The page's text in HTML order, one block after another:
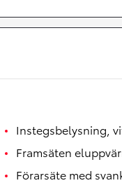
Instegsbelysning,
Framsäten
Förarsäte med